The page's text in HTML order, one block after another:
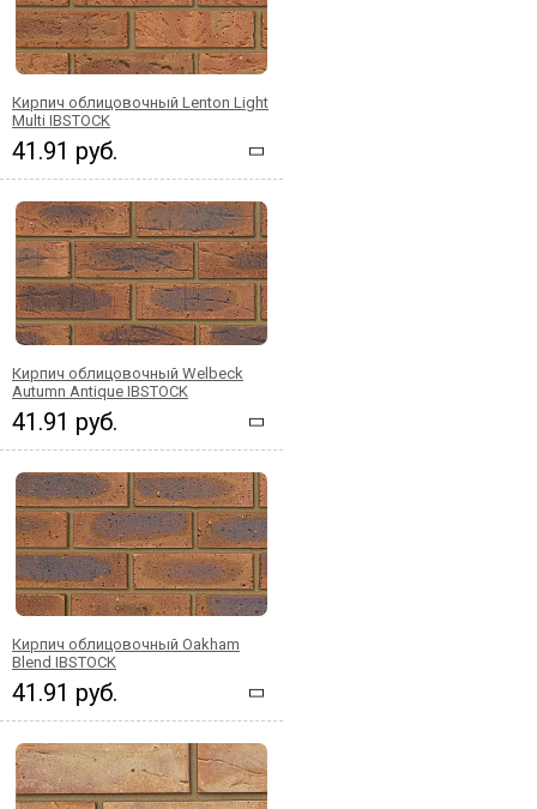
Кирпич облицовочный Lenton Light
Multi IBSTOCK
41.91 руб.
Кирпич облицовочный Welbeck
Autumn Antique IBSTOCK
41.91 руб.
Кирпич облицовочный Oakham
Blend IBSTOCK
41.91 руб.